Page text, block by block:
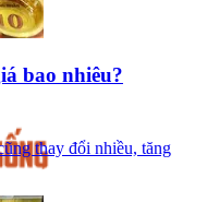
bao nhiêu?
thay đổi nhiều, tăng